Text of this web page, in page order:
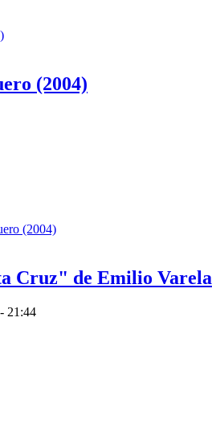
(2004)
(2004)
Cruz" de Emilio Varela
21:44